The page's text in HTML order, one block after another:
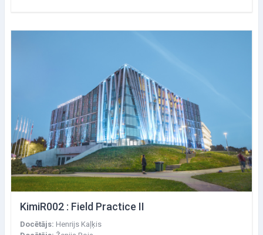
KimiR002 : Field Practice II
Docētājs: Henrijs Kaļķis